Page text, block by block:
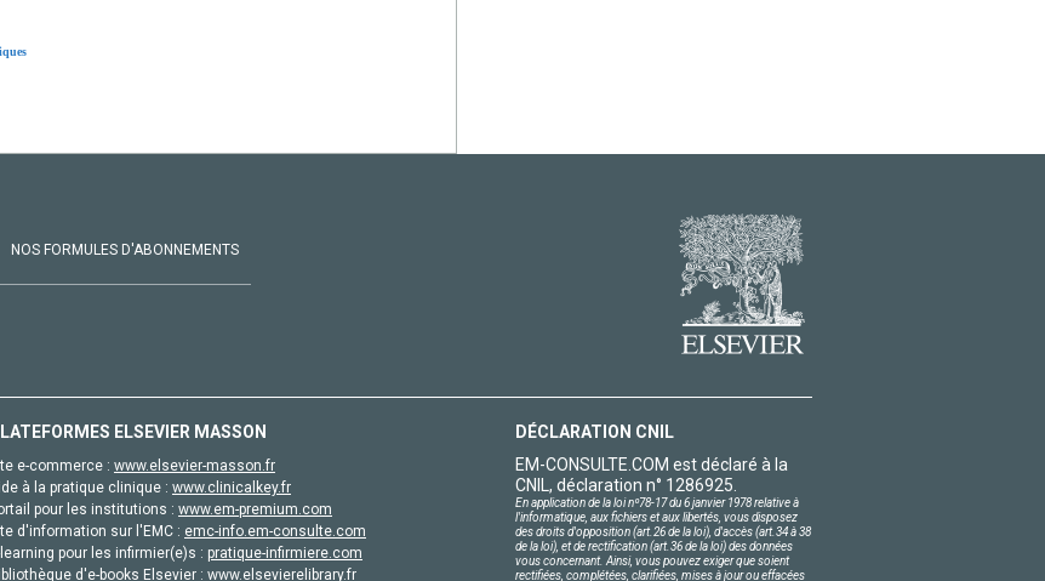
NOS FORMULES D'ABONNEMENTS
ELSEVIER MASSON
e-commerce : www.elsevier-masson.fr
à la pratique clinique : www.clinicalkey.fr
pour les institutions : www.em-premium.com
d'information sur l'EMC : emc-info.em-consulte.com
learning pour les infirmier(e)s : pratique-infirmiere.com
d'e-books Elsevier : www.elsevierelibrary.fr
DÉCLARATION CNIL
EM-CONSULTE.COM est déclaré à la
CNIL, déclaration n° 1286925.
En application de la loi nº78-17 du 6 janvier 1978 relative à
l'informatique, aux fichiers et aux libertés, vous disposez
des droits d'opposition (art.26 de la loi), d'accès (art.34 à 38
de la loi), et de rectification (art.36 de la loi) des données
vous concernant. Ainsi, vous pouvez exiger que soient
rectifiées, complétées, clarifiées, mises à jour ou effacées